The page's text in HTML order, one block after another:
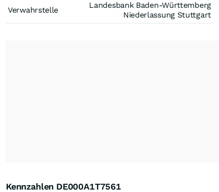
Verwahrstelle
Landesbank Baden-Württemberg
Niederlassung Stuttgart
Kennzahlen DE000A1T7561